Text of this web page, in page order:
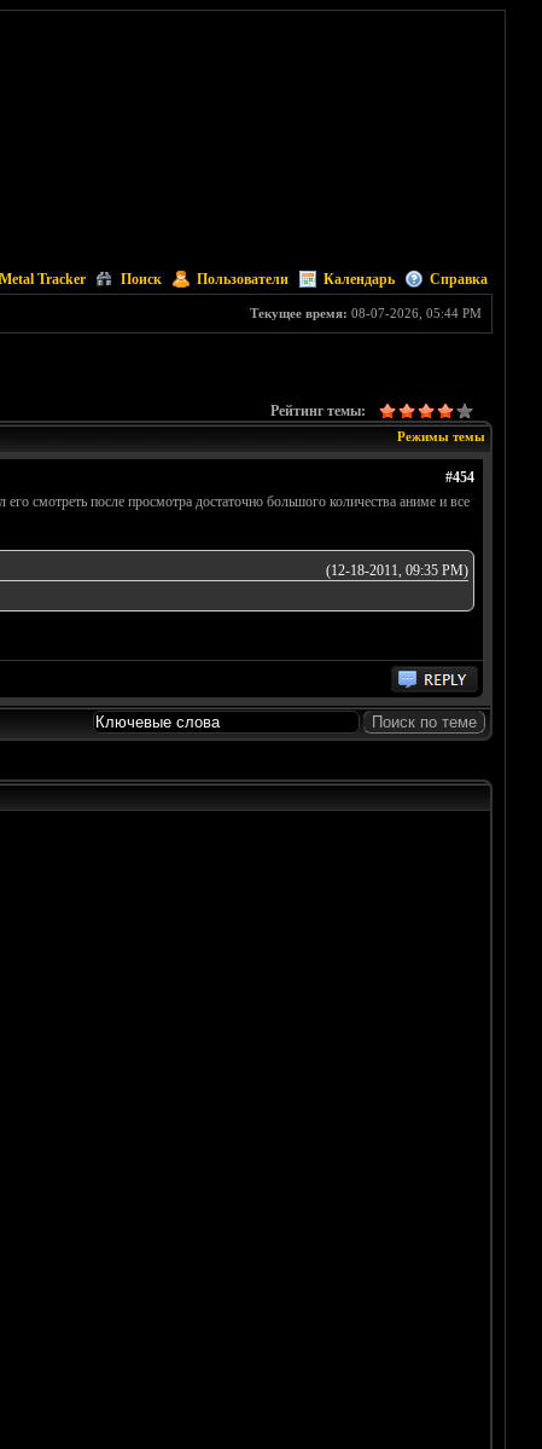
Metal Tracker Поиск Пользователи Календарь Справка
Текущее время: 08-07-2026, 05:44 PM
Рейтинг темы:
Режимы темы
#454
смотреть после просмотра достаточно большого количества аниме и все
(12-18-2011, 09:35 PM)